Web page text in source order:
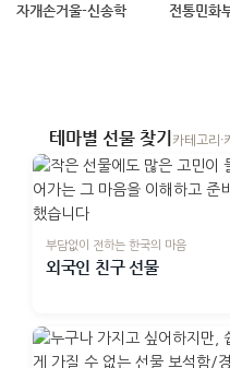
자개손거울-신송학 전통민화
테마별 선물 찾기 카테고리·
부담없이 전하는 한국의 마음
외국인 친구 선물